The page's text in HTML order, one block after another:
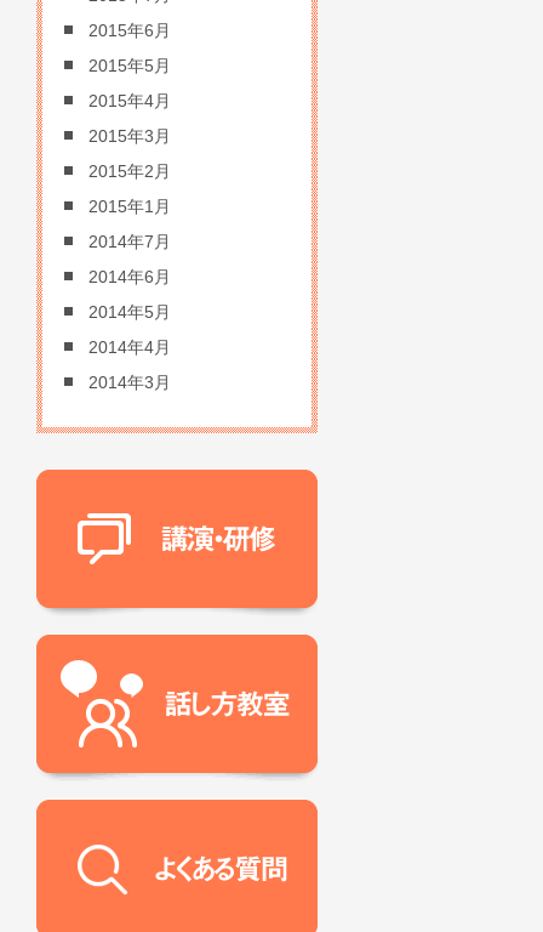
2015年6月
2015年5月
2015年4月
2015年3月
2015年2月
2015年1月
2014年7月
2014年6月
2014年5月
2014年4月
2014年3月